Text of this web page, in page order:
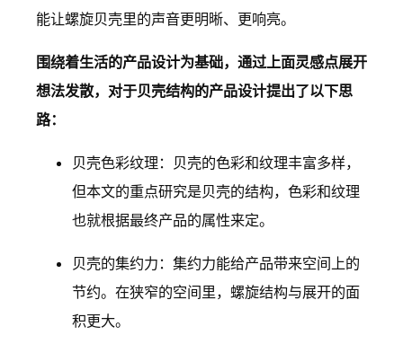
能让螺旋贝壳里的声音更明晰、更响亮。
围绕着生活的产品设计为基础，通过上面灵感点展开
想法发散，对于贝壳结构的产品设计提出了以下思
路：
贝壳色彩纹理：贝壳的色彩和纹理丰富多样，
但本文的重点研究是贝壳的结构，色彩和纹理
也就根据最终产品的属性来定。
贝壳的集约力：集约力能给产品带来空间上的
节约。在狭窄的空间里，螺旋结构与展开的面
积更大。